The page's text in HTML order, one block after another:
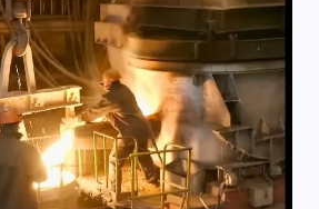
DIL
KURUMU’NA
GÖRE
KELIMENIN
DOĞRU
YAZIMI